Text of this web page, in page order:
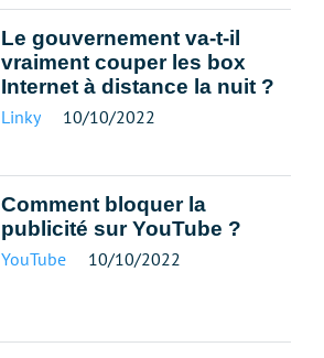
Le gouvernement va-t-il
vraiment couper les box
Internet à distance la nuit ?
Linky 10/10/2022
Comment bloquer la
publicité sur YouTube ?
YouTube 10/10/2022